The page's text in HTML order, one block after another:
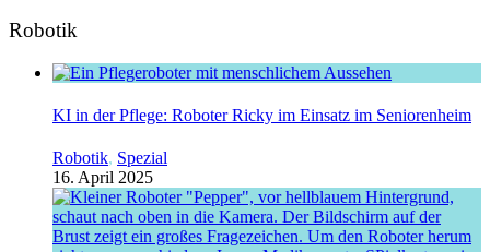
Robotik
KI in der Pflege: Roboter Ricky im Einsatz im Seniorenheim
Robotik, Spezial
16. April 2025